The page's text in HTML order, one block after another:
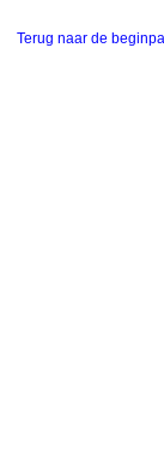
Terug naar de